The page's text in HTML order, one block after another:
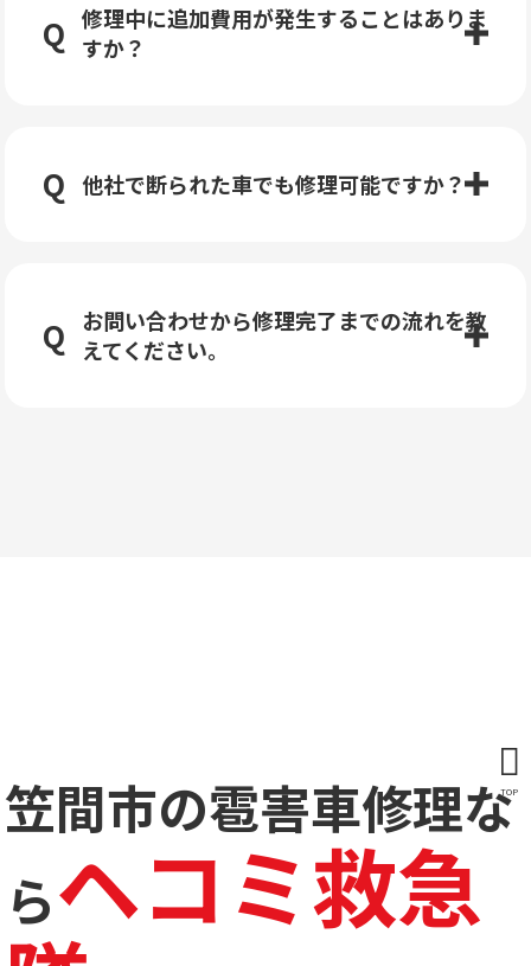
修理中に追加費用が発生することはありま
すか？
他社で断られた車でも修理可能ですか？
お問い合わせから修理完了までの流れを教
えてください。
笠間市の雹害車修理な
らヘコミ救急
TOP